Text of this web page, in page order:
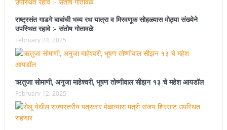
राष्ट्रसंत गाडगे बाबांची भव्य रथ यात्रा व मिरवणूक सोहळ्यास मोठ्या संख्येने
उपस्थित रहावे :- संतोष गोतावळे
February 24, 2025
ऋतुजा सोमाणी, अनुजा माहेश्वरी, भूषण तोष्णीवाल सीझन १३ चे महेश आयडॉल
February 12, 2025